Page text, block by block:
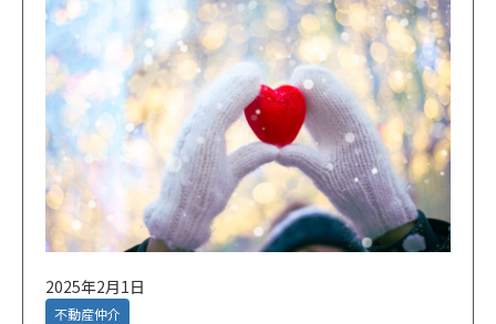
2025年2月1日
不動産仲介